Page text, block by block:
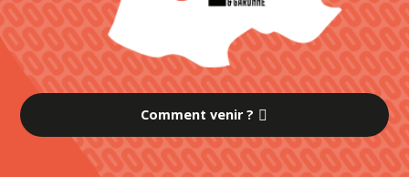
Comment venir ?